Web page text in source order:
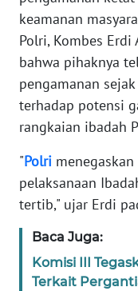
keamanan
Polri, Kombes Erdi
bahwa pihaknya
pengamanan
terhadap potensi
rangkaian ibadah
"Polri
pelaksanaan
tertib," ujar Erdi
Baca Juga:
Komisi III
Terkait
KONTAK
KAMI
INFO
IKLAN
KAMI
PEDOMAN
SIBER
REDAKSI